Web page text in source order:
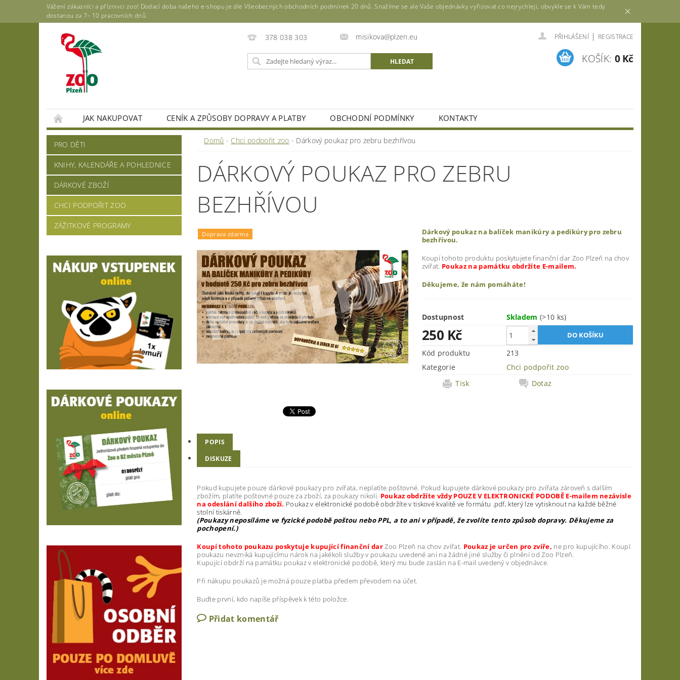
Vážení zákazníci a příznivci zoo! Dodací doba našeho e-shopu je dle Všeobecných obchodních podmínek 20 dnů. Snažíme se ale Vaše objednávky vyřizovat co nejrychleji, obvykle se k Vám tedy
dostanou za 7– 10 pracovních dnů.
378 038 303 misikova@plzen.eu PŘIHLÁŠENÍ | REGISTRACE
KOŠÍK: 0 Kč
JAK NAKUPOVAT CENÍK A ZPŮSOBY DOPRAVY A PLATBY OBCHODNÍ PODMÍNKY KONTAKTY
PRO DĚTI
KNIHY, KALENDÁŘE A POHLEDNICE
DÁRKOVÉ ZBOŽÍ
CHCI PODPOŘIT ZOO
ZÁŽITKOVÉ PROGRAMY
Domů Chci podpořit zoo Dárkový poukaz pro zebru bezhřívou
DÁRKOVÝ POUKAZ PRO ZEBRU
BEZHŘÍVOU
Doprava zdarma
Dárkový poukaz na balíček manikúry a pedikúry pro zebru
bezhřívou.
Koupí tohoto produktu poskytujete finanční dar Zoo Plzeň na chov
zvířat. Poukaz na památku obdržíte E-mailem.
Děkujeme, že nám pomáháte!
Dostupnost Skladem(>10 ks)
250 Kč
Kód produktu
213
Kategorie
Chci podpořit zoo
Tisk
Dotaz
POPIS
DISKUZE
Pokud kupujete pouze dárkové poukazy pro zvířata, neplatíte poštovné. Pokud kupujete dárkové poukazy pro zvířata zároveň s dalším
zbožím, platíte poštovné pouze za zboží, za poukazy nikoli. Poukaz obdržíte vždy POUZE V ELEKTRONICKÉ PODOBĚ E-mailem nezávisle
na odeslání dalšího zboží. Poukaz v elektronické podobě obdržíte v tiskové kvalitě ve formátu .pdf, který lze vytisknout na každé běžné
stolní tiskárně.
(Poukazy neposíláme ve fyzické podobě poštou nebo PPL, a to ani v případě, že zvolíte tento způsob dopravy. Děkujeme za
pochopení.)
Koupí tohoto poukazu poskytuje kupující finanční darZoo Plzeň na chov zvířat. Poukaz je určen pro zvíře, ne pro kupujícího. Koupí
poukazu nevzniká kupujícímu nárok na jakékoli služby v poukazu uvedené ani na žádné jiné služby či plnění od Zoo Plzeň.
Kupující obdrží na památku poukaz v elektronické podobě, který mu bude zaslán na E-mail uvedený v objednávce.
Při nákupu poukazů je možná pouze platba předem převodem na účet.
Buďte první, kdo napíše příspěvek k této položce.
Přidat komentář